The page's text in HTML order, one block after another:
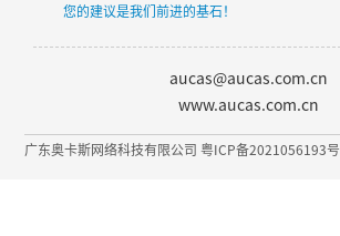
您的建议是我们前进的基石！
aucas@aucas.com.cn
www.aucas.com.cn
广东奥卡斯网络科技有限公司 粤ICP备2021056193号